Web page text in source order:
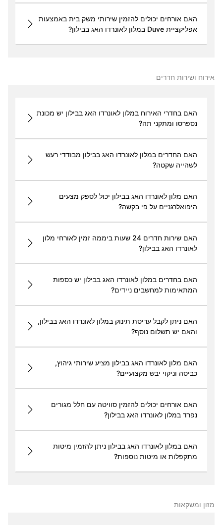
האם אורחים יכולים להזמין שירותי משק בית באמצעות
אפליקציית Duve במלון לאונרדו האג בבילון?
אירוח ושירות חדרים
האם בחדרי האירוח במלון לאונרדו האג בבילון יש מכונת
נספרסו ומתקני תה?
האם החדרים במלון לאונרדו האג בבילון מבודדי רעש
לשהייה שקטה?
האם מלון לאונרדו האג בבילון יכול לספק מצעים
היפואלרגניים על פי בקשה?
האם שירות חדרים 24 שעות ביממה זמין לאורחי מלון
לאונרדו האג בבילון?
האם בחדרים במלון לאונרדו האג בבילון יש כספות
המתאימות למחשבים ניידים?
האם ניתן לקבל עריסת תינוק במלון לאונרדו האג בבילון,
והאם יש תשלום נוסף?
האם מלון לאונרדו האג בבילון מציע שירותי גיהוץ,
כביסה וניקוי יבש מקצועיים?
האם אורחים יכולים להזמין סוויטה עם חלל מגורים
נפרד במלון לאונרדו האג בבילון?
האם במלון לאונרדו האג בבילון ניתן להזמין מיטות
מתקפלות או מיטות נוספות?
מזון ומשקאות